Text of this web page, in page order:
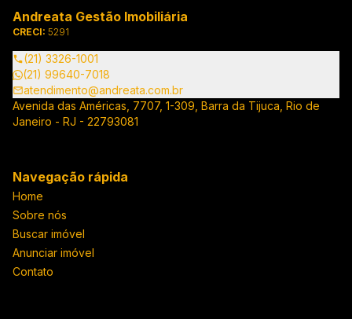
Andreata Gestão Imobiliária
CRECI: 5291
(21) 3326-1001
(21) 99640-7018
atendimento@andreata.com.br
Avenida das Américas, 7707, 1-309, Barra da Tijuca, Rio de
Janeiro - RJ - 22793081
Navegação rápida
Home
Sobre nós
Buscar imóvel
Anunciar imóvel
Contato